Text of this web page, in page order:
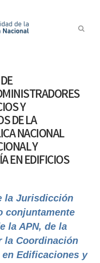
Y
DE LA
NACIONAL
Y
EN EDIFICIOS
la Jurisdicción
conjuntamente
la APN, de la
la Coordinación
Edificaciones y